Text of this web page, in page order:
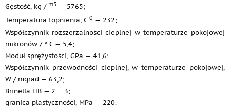
Gęstość, kg / m3 — 5765;
Temperatura topnienia, C 0 — 232;
Współczynnik rozszerzalności cieplnej w temperaturze pokojowej
mikronów / ° C — 5,4;
Moduł sprężystości, GPa — 41,6;
Współczynnik przewodności cieplnej, w temperaturze pokojowej,
W / mgrad — 63,2;
Brinella HB — 2… 3;
granica plastyczności, MPa — 220.